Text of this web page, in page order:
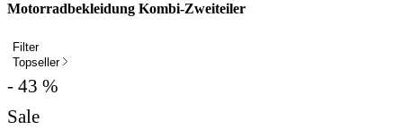
Motorradbekleidung Kombi-Zweiteiler
Filter
Topseller
- 43 %
Sale